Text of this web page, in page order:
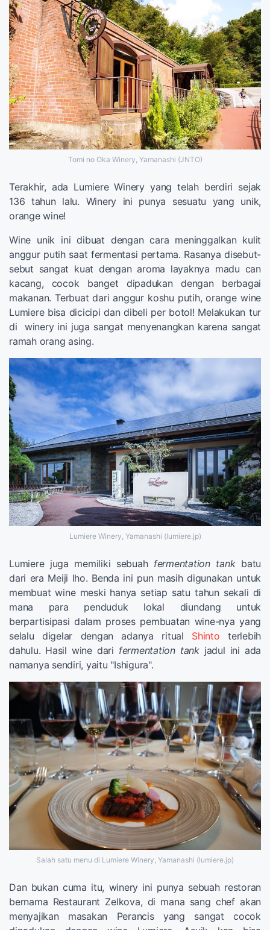
Tomi no Oka Winery, Yamanashi (JNTO)
Terakhir, ada Lumiere Winery yang telah berdiri sejak
136 tahun lalu. Winery ini punya sesuatu yang unik,
orange wine!
Wine unik ini dibuat dengan cara meninggalkan kulit
anggur putih saat fermentasi pertama. Rasanya disebut-
sebut sangat kuat dengan aroma layaknya madu can
kacang, cocok banget dipadukan dengan berbagai
makanan. Terbuat dari anggur koshu putih, orange wine
Lumiere bisa dicicipi dan dibeli per botol! Melakukan tur
di winery ini juga sangat menyenangkan karena sangat
ramah orang asing.
Lumiere Winery, Yamanashi (lumiere.jp)
Lumiere juga memiliki sebuah fermentation tankbatu
dari era Meiji lho. Benda ini pun masih digunakan untuk
membuat wine meski hanya setiap satu tahun sekali di
mana para penduduk lokal diundang untuk
berpartisipasi dalam proses pembuatan wine-nya yang
selalu digelar dengan adanya ritual Shinto terlebih
dahulu. Hasil wine dari fermentation tankjadul ini ada
namanya sendiri, yaitu "Ishigura".
Salah satu menu di Lumiere Winery, Yamanashi (lumiere.jp)
Dan bukan cuma itu, winery ini punya sebuah restoran
bernama Restaurant Zelkova, di mana sang chef akan
menyajikan masakan Perancis yang sangat cocok